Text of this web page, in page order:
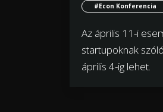
#Econ Konferencia
Az április 11-i
startupoknak
április 4-ig lehet.